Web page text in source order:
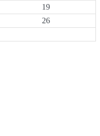
19
26